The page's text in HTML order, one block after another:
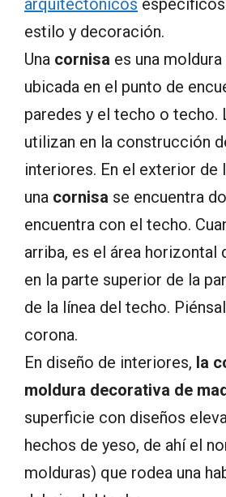
estilo y decoración.
Una cornisa es una
ubicada en el punto de
paredes y el techo o techo.
utilizan en la construcción
interiores. En el exterior de
una cornisa se encuentra
encuentra con el techo.
arriba, es el área horizontal
en la parte superior de la
de la línea del techo.
corona.
En diseño de interiores, la
moldura decorativa de
superficie con diseños
hechos de yeso, de ahí el
molduras) que rodea una